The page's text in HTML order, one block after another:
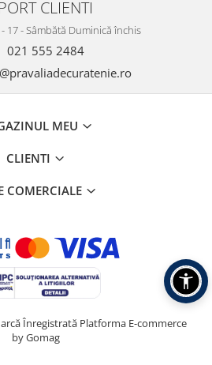
CLIENTI
17 - Sâmbătă Duminică închis
021 555 2484
MEU
CLIENTI
COMERCIALE
Înregistrată Platforma E-commerce
by Gomag